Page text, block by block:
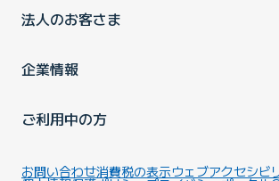
法人のお客さま
企業情報
ご利用中の方
お問い合わせ消費税の表示ウェブアクセシビ